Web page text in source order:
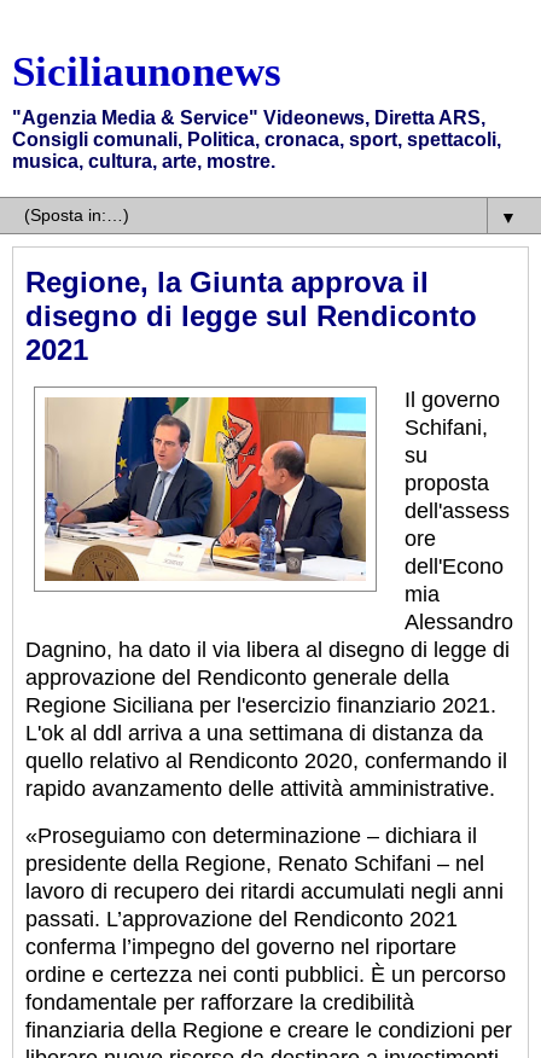
Siciliaunonews
"Agenzia Media & Service" Videonews, Diretta ARS,
Consigli comunali, Politica, cronaca, sport, spettacoli,
musica, cultura, arte, mostre.
▼
Regione, la Giunta approva il
disegno di legge sul Rendiconto
2021
Il governo
Schifani,
su
proposta
dell'assess
ore
dell'Econo
mia
Alessandro
Dagnino, ha dato il via libera al disegno di legge di
approvazione del Rendiconto generale della
Regione Siciliana per l'esercizio finanziario 2021.
L'ok al ddl arriva a una settimana di distanza da
quello relativo al Rendiconto 2020, confermando il
rapido avanzamento delle attività amministrative.
«Proseguiamo con determinazione – dichiara il
presidente della Regione, Renato Schifani – nel
lavoro di recupero dei ritardi accumulati negli anni
passati. L’approvazione del Rendiconto 2021
conferma l’impegno del governo nel riportare
ordine e certezza nei conti pubblici. È un percorso
fondamentale per rafforzare la credibilità
finanziaria della Regione e creare le condizioni per